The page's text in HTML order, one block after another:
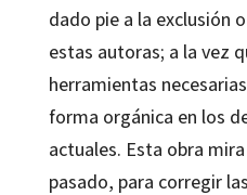
dado pie a la exclusión
estas autoras; a la vez
herramientas
forma orgánica en los
actuales. Esta obra
pasado, para corregir